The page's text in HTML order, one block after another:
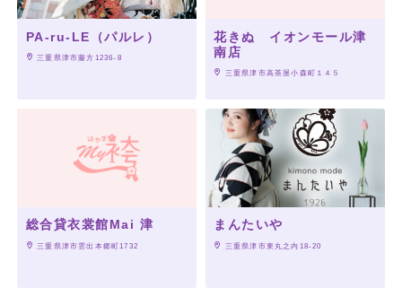
PA-ru-LE（パルレ）
三重県津市藤方1236-8
花きぬ イオンモール津
南店
三重県津市高茶屋小森町１４５
総合貸衣裳館Mai 津
三重県津市雲出本郷町1732
まんたいや
三重県津市東丸之内18-20